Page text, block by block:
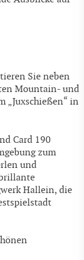
Sie neben
Mountain- und
„Juxschießen“ in
Card 190
zum
und
Hallein, die